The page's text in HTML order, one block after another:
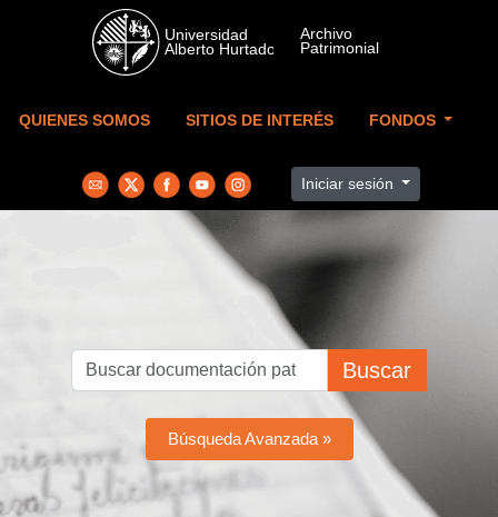
Skip to main content
QUIENES SOMOS SITIOS DE INTERÉS FONDOS
Iniciar sesión
Buscar
Búsqueda Avanzada »